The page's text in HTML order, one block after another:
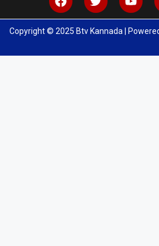
Copyright © 2025 Btv Kannada |